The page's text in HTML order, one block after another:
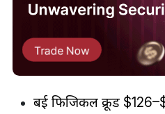
दुबई फिजिकल क्रूड